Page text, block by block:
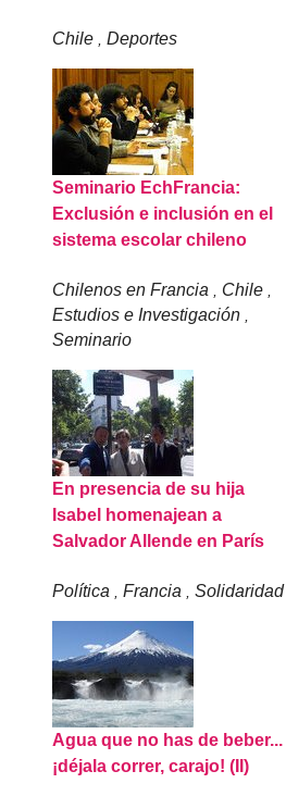
Chile ,Deportes
Seminario EchFrancia:
Exclusión e inclusión en el
sistema escolar chileno
Chilenos en Francia Chile
Estudios e Investigación
Seminario
En presencia de su hija
Isabel homenajean a
Salvador Allende en París
Política ,Francia ,Solidaridad
Agua que no has de beber...
¡déjala correr, carajo! (II)